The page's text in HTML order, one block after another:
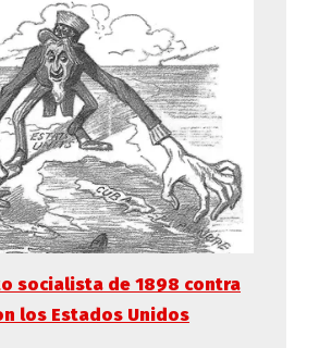
socialista de 1898 contra
los Estados Unidos